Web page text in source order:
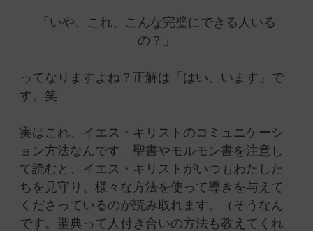
「いや、これ、こんな完璧にできる人いる
の？」
ってなりますよね？正解は「はい、います」で
す。笑
実はこれ、イエス・キリストのコミュニケーシ
ョン方法なんです。聖書やモルモン書を注意し
て読むと、イエス・キリストがいつもわたした
ちを見守り、様々な方法を使って導きを与えて
くださっているのが読み取れます。（そうなん
です。聖典って人付き合いの方法も教えてくれ